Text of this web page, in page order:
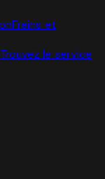
Freins et
Trouvez le service